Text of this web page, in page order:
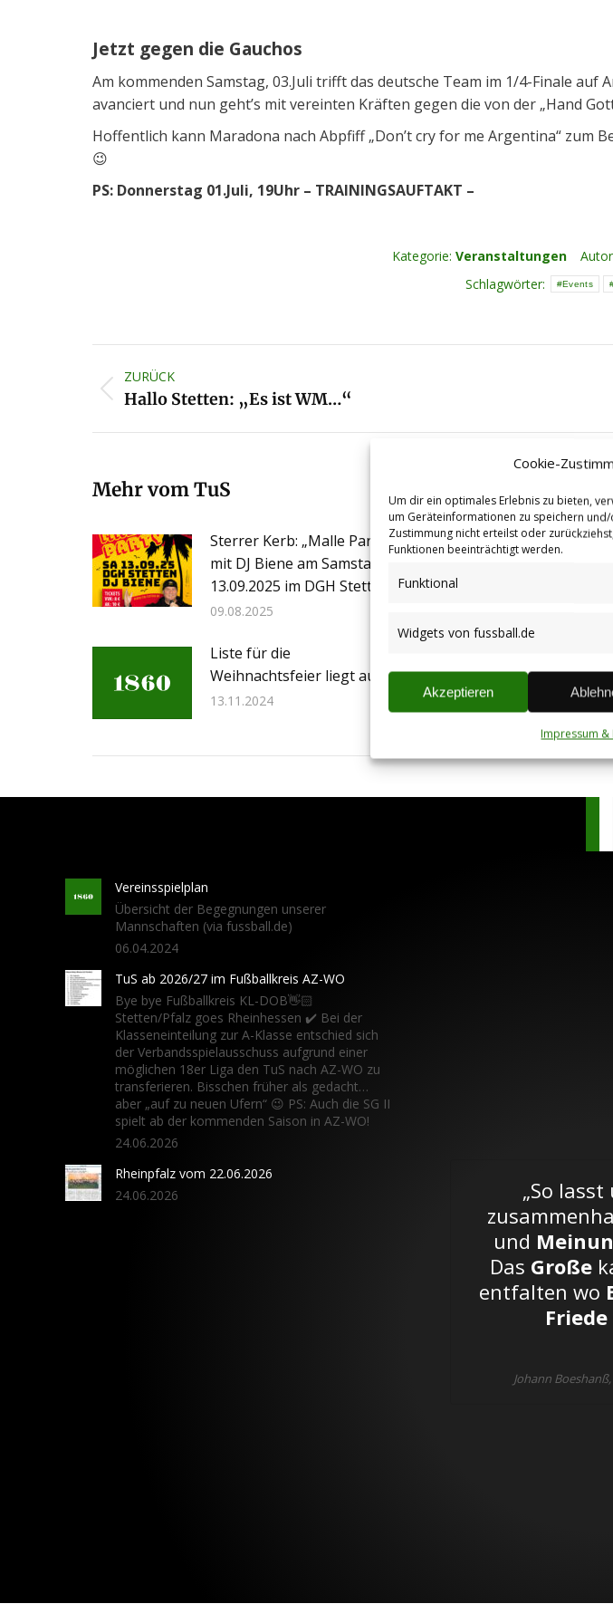
Cookie-
Um dir ein optimales Erlebnis zu bieten,
um Geräteinformationen zu speichern
Zustimmung nicht erteilst oder
Funktionen beeinträchtigt werden.
Funktional
Widgets von fussball.de
Akzeptieren
Impressum &
Jetzt gegen die Gauchos
Am kommenden Samstag, 03.Juli trifft das deutsche Team im 1/4-Finale
avanciert und nun geht’s mit vereinten Kräften gegen die von der „Hand
Hoffentlich kann Maradona nach Abpfiff „Don’t cry for me Argentina“ zum
😉
PS: Donnerstag 01.Juli, 19Uhr – TRAININGSAUFTAKT –
Kategorie: Veranstaltungen
Schlagwörter:
Events
ZURÜCK
Vorheriger
Hallo Stetten: „Es ist WM…“
Mehr vom TuS
Sterrer Kerb: „Malle Party“
mit DJ Biene am Samstag,
13.09.2025 im DGH Stetten
09.08.2025
Liste für die
Weihnachtsfeier liegt aus
13.11.2024
Vereinsspielplan
Übersicht der Begegnungen unserer
Mannschaften (via fussball.de)
06.04.2024
TuS ab 2026/27 im Fußballkreis AZ-WO
Bye bye Fußballkreis KL-DOB👋🏻
Stetten/Pfalz goes Rheinhessen ✔️ Bei der
Klasseneinteilung zur A-Klasse entschied sich
der Verbandsspielausschuss aufgrund einer
möglichen 18er Liga den TuS nach AZ-WO zu
transferieren. Bisschen früher als gedacht…
aber „auf zu neuen Ufern“ 😉 PS: Auch die SG II
spielt ab der kommenden Saison in AZ-WO!
24.06.2026
Rheinpfalz vom 22.06.2026
24.06.2026
„So lasst
und
Das Große
entfalten wo
Friede
Johann